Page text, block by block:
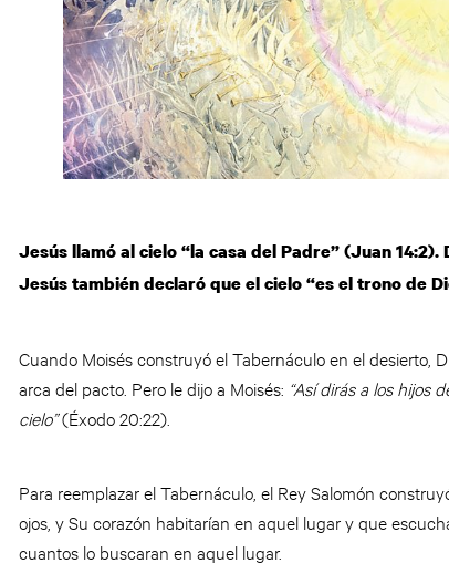
Jesús llamó al cielo “la casa del Padre” (Juan
Jesús también declaró que el cielo “es el trono de
Cuando Moisés construyó el Tabernáculo en el desierto,
arca del pacto. Pero le dijo a Moisés: “Así dirás a los hijos
cielo”(Éxodo 20:22).
Para reemplazar el Tabernáculo, el Rey Salomón
ojos, y Su corazón habitarían en aquel lugar y que
cuantos lo buscaran en aquel lugar.